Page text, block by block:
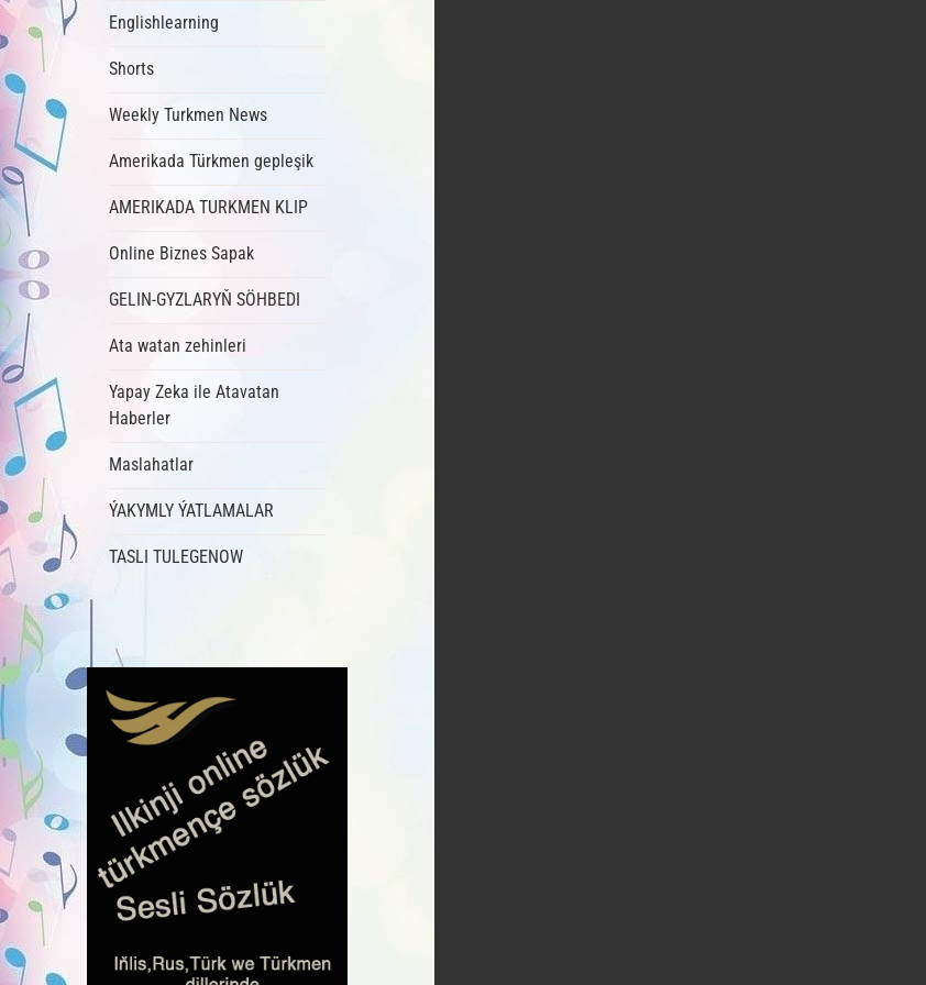
Englishlearning
Shorts
Weekly Turkmen News
Amerikada Türkmen gepleşik
AMERIKADA TURKMEN KLIP
Online Biznes Sapak
GELIN-GYZLARYŇ SÖHBEDI
Ata watan zehinleri
Yapay Zeka ile Atavatan
Haberler
Maslahatlar
ÝAKYMLY ÝATLAMALAR
TASLI TULEGENOW